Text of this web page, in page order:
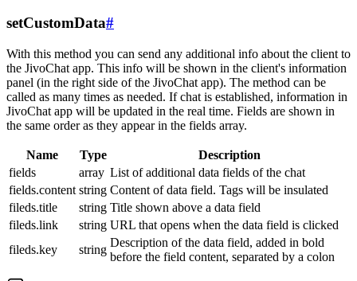
setCustomData#
With this method you can send any additional info about the client to
the JivoChat app. This info will be shown in the client's information
panel (in the right side of the JivoChat app). The method can be
called as many times as needed. If chat is established, information in
JivoChat app will be updated in the real time. Fields are shown in
the same order as they appear in the fields array.
Name Type
Description
fields
array List of additional data fields of the chat
fields.content string Content of data field. Tags will be insulated
fileds.title
string Title shown above a data field
fileds.link
string URL that opens when the data field is clicked
fileds.key
string
Description of the data field, added in bold
before the field content, separated by a colon